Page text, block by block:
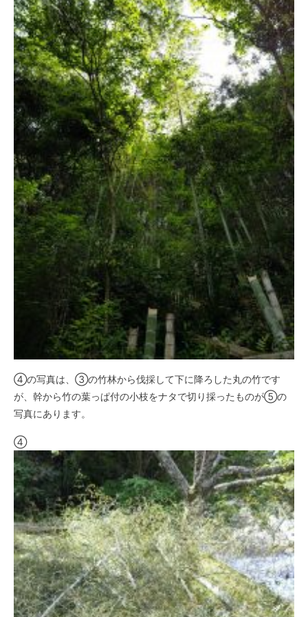
④の写真は、③の竹林から伐採して下に降ろした丸の竹です
が、幹から竹の葉っぱ付の小枝をナタで切り採ったものが⑤の
写真にあります。
④